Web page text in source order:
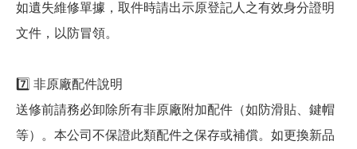
如遺失維修單據，取件時請出示原登記人之有效身分證明
文件，以防冒領。
7️⃣ 非原廠配件說明
送修前請務必卸除所有非原廠附加配件（如防滑貼、鍵帽
等）。本公司不保證此類配件之保存或補償。如更換新品